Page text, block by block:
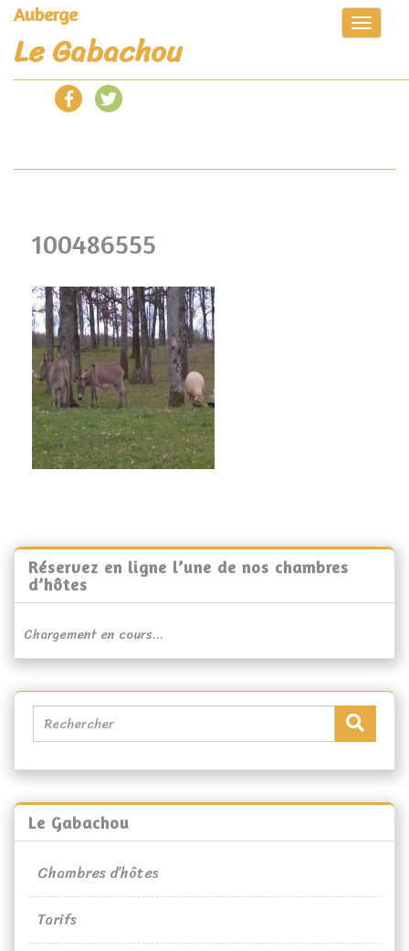
Toggle
Auberge
Le Gabachou
100486555
Réservez en ligne l’une de nos chambres
d’hôtes
Chargement en cours...
Le Gabachou
Chambres d’hôtes
Tarifs